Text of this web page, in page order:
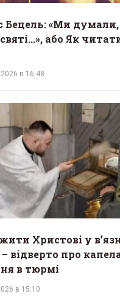
Бецель: «Ми
або Як
в 16:48
Христові у
відверто про
в тюрмі
в 15:10